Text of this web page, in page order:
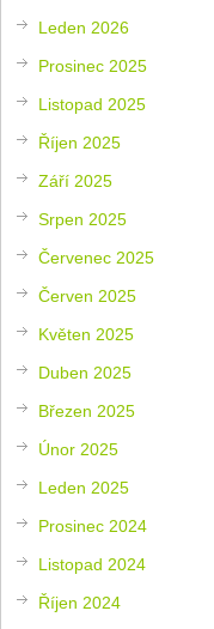
Leden 2026
Prosinec 2025
Listopad 2025
Říjen 2025
Září 2025
Srpen 2025
Červenec 2025
Červen 2025
Květen 2025
Duben 2025
Březen 2025
Únor 2025
Leden 2025
Prosinec 2024
Listopad 2024
Říjen 2024